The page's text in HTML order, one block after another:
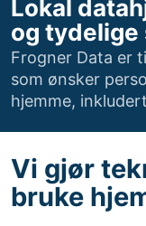
Lokal
og tydelige
Frogner Data er
som ønsker
hjemme,
Vi gjør
bruke